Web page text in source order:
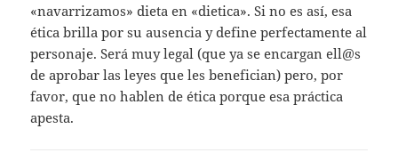
«navarrizamos» dieta en «dietica». Si no es así, esa
ética brilla por su ausencia y define perfectamente al
personaje. Será muy legal (que ya se encargan ell@s
de aprobar las leyes que les benefician) pero, por
favor, que no hablen de ética porque esa práctica
apesta.